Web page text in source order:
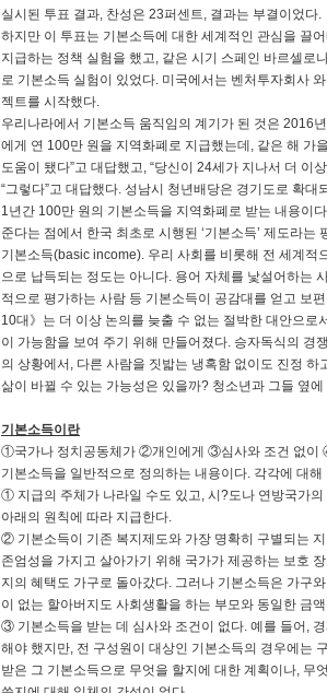
실시된 투표 결과, 찬성은 23퍼센트, 결과는 부결이었다.
하지만 이 투표는 기본소득에 대한 세계적인 관심을 끌
지급하는 정책 실험을 했고, 같은 시기 스페인 바르셀
로 기본소득 실험이 있었다. 미국에서는 벤처투자회사
젝트를 시작했다.
우리나라에서 기본소득 움직임의 계기가 된 것은 2016
에게 연 100만 원을 지역화폐로 지급했는데, 같은 해 가
도움이 됐다”고 대답했고, “당신이 24세가 지나서 더 이
“그렇다”고 대답했다. 성남시 청년배당은 경기도로 확대
1년간 100만 원의 기본소득을 지역화폐로 받는 내용이
준다는 점에서 한국 최초로 시행된 ‘기본소득’ 제도라는
기본소득(basic income). 우리 사회를 비롯해 전 세계적
으로 납득되는 정도는 아니다. 용어 자체를 낯설어하는
적으로 평가하는 사람 등 기본소득이 공감대를 얻고 보
10대》는 더 이상 논의를 늦출 수 없는 절박한 대안으
이 가능함을 보여 주기 위해 만들어졌다. 승자독식의 경
의 상황에서, 다른 사람을 짓밟는 냉혹함 없이도 진정
삶이 바뀔 수 있는 가능성은 있을까? 청소년과 그들 옆
기본소득이란
①국가나 정치공동체가 ②개인에게 ③심사와 조건 없
기본소득을 일반적으로 정의하는 내용이다. 각각에 대
① 지급의 주체가 나라일 수도 있고, 시?도나 연방국가
아래의 원칙에 따라 지급한다.
② 기본소득이 기존 복지제도와 가장 명확히 구별되는
존엄성을 가지고 살아가기 위해 국가가 제공하는 보호
지의 혜택도 가구로 돌아갔다. 그러나 기본소득은 가구
이 없는 할아버지도 사회생활을 하는 부모와 동일한 금
③ 기본소득을 받는 데 심사와 조건이 없다. 예를 들어,
해야 했지만, 전 구성원이 대상인 기본소득의 경우에는
받은 그 기본소득으로 무엇을 할지에 대한 계획이나, 무